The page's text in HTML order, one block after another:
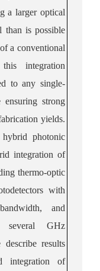
a larger optical
than is possible
a conventional
integration
toany single-
ensuring strong
yields.
photonic
integration of
thermo-optic
with
and
several GHz
describe results
integration of